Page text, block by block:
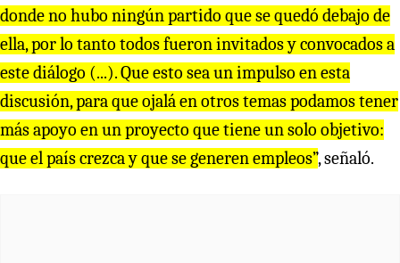
donde no hubo ningún partido que se quedó debajo de
ella, por lo tanto todos fueron invitados y convocados a
este diálogo (...). Que esto sea un impulso en esta
discusión, para que ojalá en otros temas podamos tener
más apoyo en un proyecto que tiene un solo objetivo:
que el país crezca y que se generen empleos”, señaló.